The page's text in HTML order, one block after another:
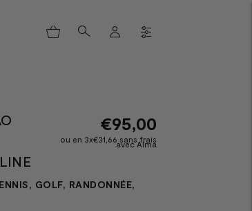
€95,00
ou en 3x€31,66 sans frais
avec Alma
GOLF, RANDONNÉE,